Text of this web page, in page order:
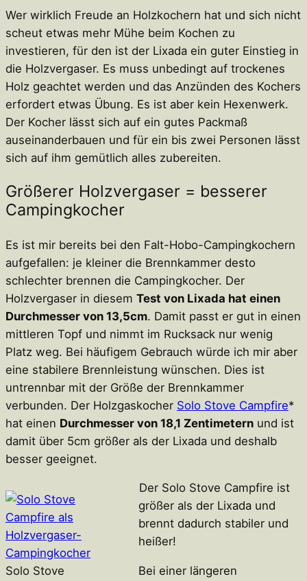
Wer wirklich Freude an Holzkochern hat und sich nicht
scheut etwas mehr Mühe beim Kochen zu
investieren, für den ist der Lixada ein guter Einstieg in
die Holzvergaser. Es muss unbedingt auf trockenes
Holz geachtet werden und das Anzünden des Kochers
erfordert etwas Übung. Es ist aber kein Hexenwerk.
Der Kocher lässt sich auf ein gutes Packmaß
auseinanderbauen und für ein bis zwei Personen lässt
sich auf ihm gemütlich alles zubereiten.
Größerer Holzvergaser = besserer
Campingkocher
Es ist mir bereits bei den Falt-Hobo-Campingkochern
aufgefallen: je kleiner die Brennkammer desto
schlechter brennen die Campingkocher. Der
Holzvergaser in diesem Test von Lixada hat einen
Durchmesser von 13,5cm. Damit passt er gut in einen
mittleren Topf und nimmt im Rucksack nur wenig
Platz weg. Bei häufigem Gebrauch würde ich mir aber
eine stabilere Brennleistung wünschen. Dies ist
untrennbar mit der Größe der Brennkammer
verbunden. Der Holzgaskocher Solo Stove Campfire*
hat einen Durchmesser von 18,1 Zentimetern und ist
damit über 5cm größer als der Lixada und deshalb
besser geeignet.
Solo Stove
Der Solo Stove Campfire ist
größer als der Lixada und
brennt dadurch stabiler und
heißer!
Bei einer längeren